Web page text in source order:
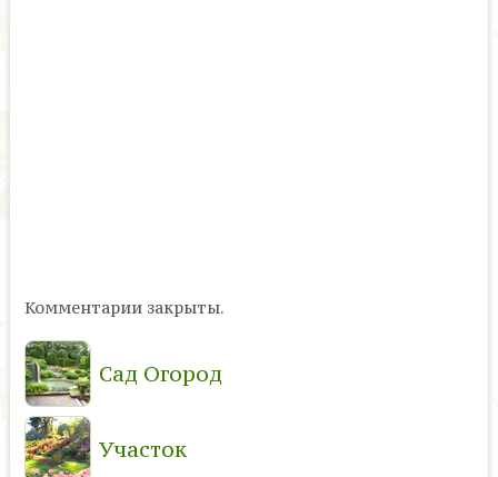
Комментарии закрыты.
Сад Огород
Участок